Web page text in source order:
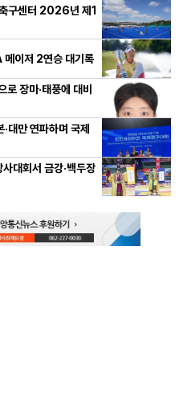
구센터 2026년 제1
메이저 2연승 대기록
장마·태풍에 대비
대만 연파하며 국제
대회서 금강·백두장